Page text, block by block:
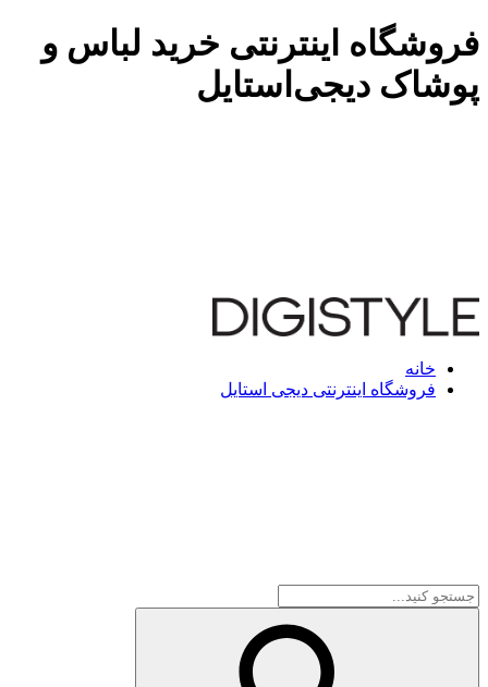
فروشگاه اینترنتی خرید لباس و
پوشاک دیجی‌استایل
خانه
فروشگاه اینترنتی دیجی استایل